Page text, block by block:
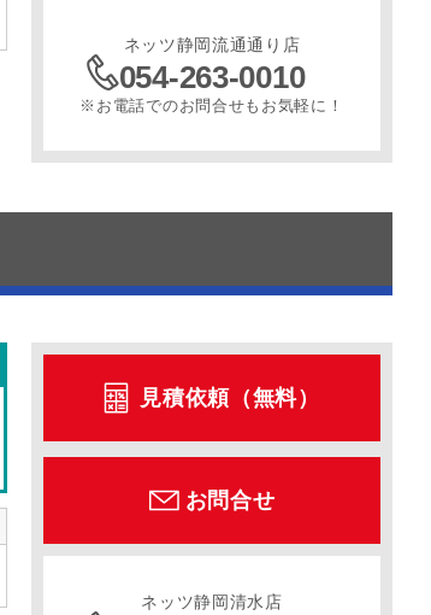
ネッツ静岡流通通り店
054-263-0010
※お電話でのお問合せもお気軽に！
見積依頼（無料）
お問合せ
ネッツ静岡清水店